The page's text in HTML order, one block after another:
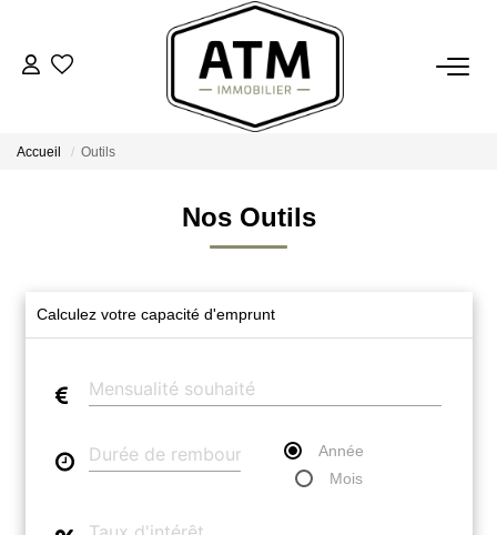
ACHETER
ESTIMER
L'AGENCE
Nos Engagements
Nos Avis Clients
Nous Rejoindre
Accueil Outils
Nos Outils
Calculez votre capacité d'emprunt
Année
Mois